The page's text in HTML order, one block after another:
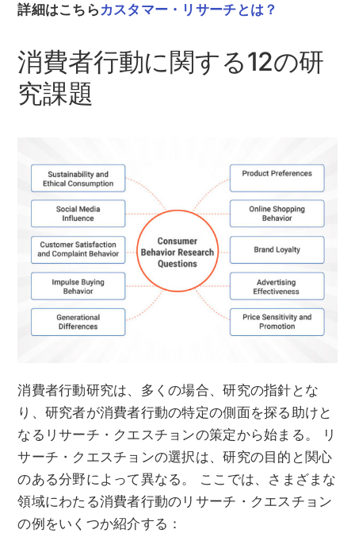
詳細はこちら カスタマー・リサーチとは？
消費者行動に関する12の研
究課題
消費者行動研究は、多くの場合、研究の指針とな
り、研究者が消費者行動の特定の側面を探る助けと
なるリサーチ・クエスチョンの策定から始まる。 リ
サーチ・クエスチョンの選択は、研究の目的と関心
のある分野によって異なる。 ここでは、さまざまな
領域にわたる消費者行動のリサーチ・クエスチョン
の例をいくつか紹介する：